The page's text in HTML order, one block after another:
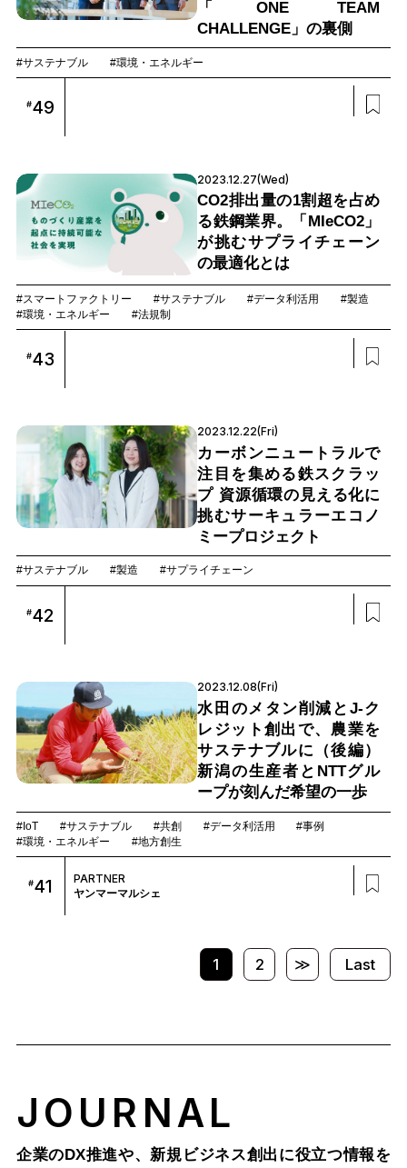
「ONE TEAM
CHALLENGE」の裏側
#サステナブル #環境・エネルギー
#49
2023.12.27(Wed)
CO2排出量の1割超を占め
る鉄鋼業界。「MIeCO2」
が挑むサプライチェーン
の最適化とは
#スマートファクトリー #サステナブル #データ利活用
#製造
#環境・エネルギー
#法規制
#43
2023.12.22(Fri)
カーボンニュートラルで
注目を集める鉄スクラッ
プ 資源循環の見える化に
挑むサーキュラーエコノ
ミープロジェクト
#サステナブル #製造 #サプライチェーン
#42
2023.12.08(Fri)
水田のメタン削減とJ-ク
レジット創出で、農業を
サステナブルに（後編）
新潟の生産者とNTTグル
ープが刻んだ希望の一歩
#IoT #サステナブル #共創 #データ利活用
#事例
#環境・エネルギー
#地方創生
#41 PARTNER
ヤンマーマルシェ
1 2 ≫ Last
JOURNAL
企業のDX推進や、新規ビジネス創出に役立つ情報を